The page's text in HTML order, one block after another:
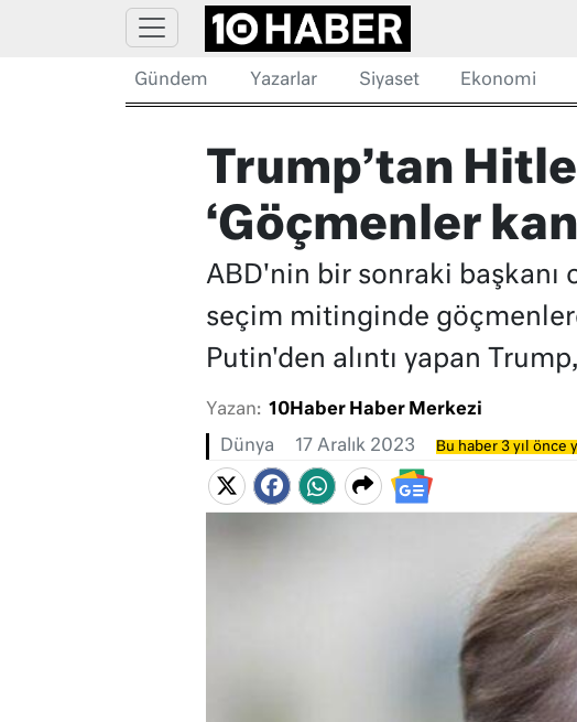
Gündem Yazarlar Siyaset Ekonomi
Trump’tan
‘Göçmenler
ABD'nin bir sonraki başkanı
seçim mitinginde
Putin'den alıntı yapan
Yazan: 10Haber Haber Merkezi
Dünya 17 Aralık 2023 Bu haber 3 yıl önce